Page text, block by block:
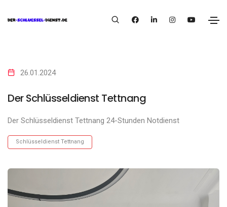
26.01.2024
Der Schlüsseldienst Tettnang
Der Schlüsseldienst Tettnang 24-Stunden Notdienst
Schlüsseldienst Tettnang